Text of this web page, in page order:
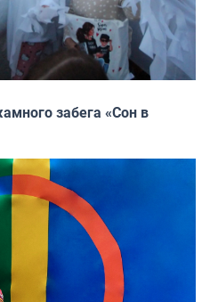
забега «Сон в